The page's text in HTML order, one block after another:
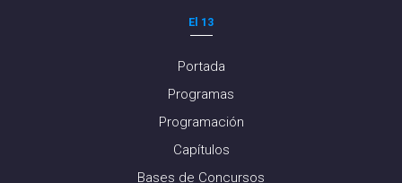
El 13
Portada
Programas
Programación
Capítulos
Bases de Concursos